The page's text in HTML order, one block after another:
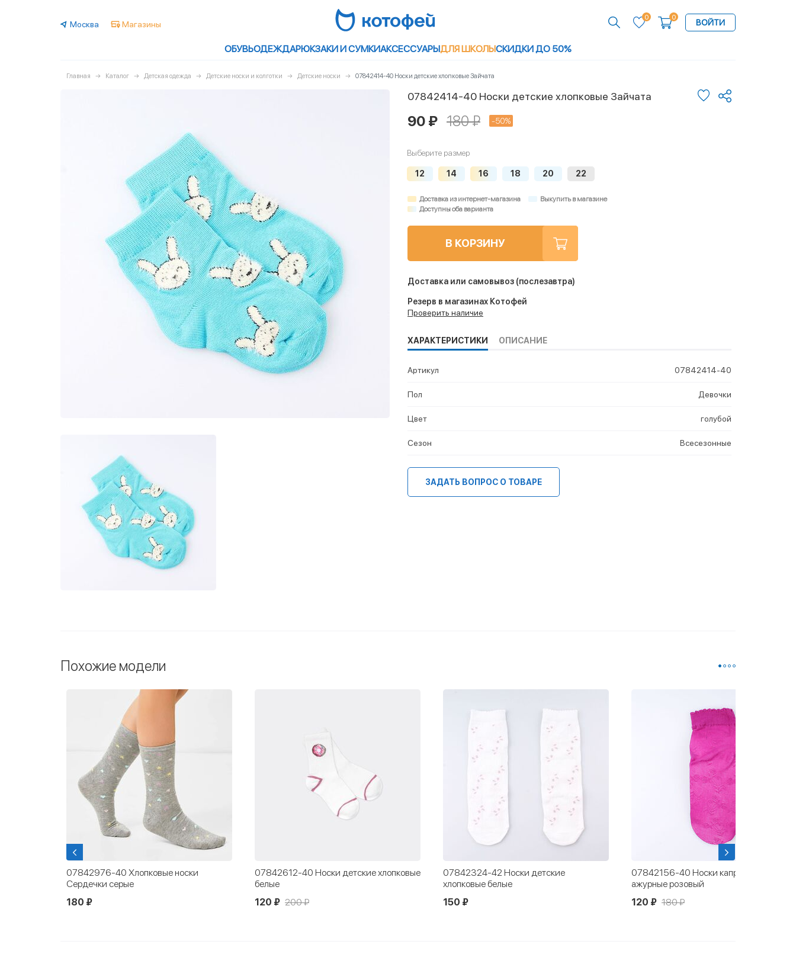
Москва Магазины
0 0
ВОЙТИ
ОБУВЬОДЕЖДАРЮКЗАКИ И СУМКИАКСЕССУАРЫДЛЯ ШКОЛЫСКИДКИ ДО 50%
Главная Каталог Детская одежда Детские носки и колготки Детские носки 07842414-40 Носки детские хлопковые Зайчата
07842414-40 Носки детские хлопковые Зайчата
90 ₽ 180 ₽ -50%
Выберите размер
12 14 16 18 20 22
Доставка из интернет-магазина
Выкупить в магазине
Доступны оба варианта
В КОРЗИНУ
Доставка или самовывоз (послезавтра)
Резерв в магазинах Котофей
Проверить наличие
ХАРАКТЕРИСТИКИ ОПИСАНИЕ
Артикул 07842414-40
Пол Девочки
Цвет голубой
Сезон Всесезонные
ЗАДАТЬ ВОПРОС О ТОВАРЕ
Похожие модели
07842976-40 Хлопковые носки
Сердечки серые
180 ₽
07842612-40 Носки детские хлопковые
белые
120 ₽ 200 ₽
07842324-42 Носки детские
хлопковые белые
150 ₽
07842156-40 Носки капроновые
ажурные розовый
120 ₽ 180 ₽